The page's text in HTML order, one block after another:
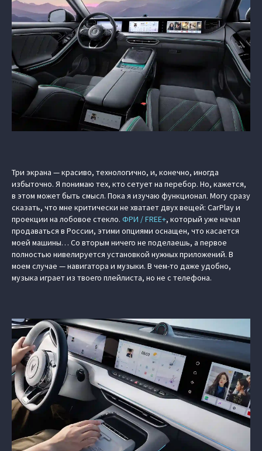
Три экрана — красиво, технологично, и, конечно, иногда
избыточно. Я понимаю тех, кто сетует на перебор. Но, кажется,
в этом может быть смысл. Пока я изучаю функционал. Могу сразу
сказать, что мне критически не хватает двух вещей: CarPlay и
проекции на лобовое стекло. ФРИ / FREE+, который уже начал
продаваться в России, этими опциями оснащен, что касается
моей машины… Со вторым ничего не поделаешь, а первое
полностью нивелируется установкой нужных приложений. В
моем случае — навигатора и музыки. В чем-то даже удобно,
музыка играет из твоего плейлиста, но не с телефона.